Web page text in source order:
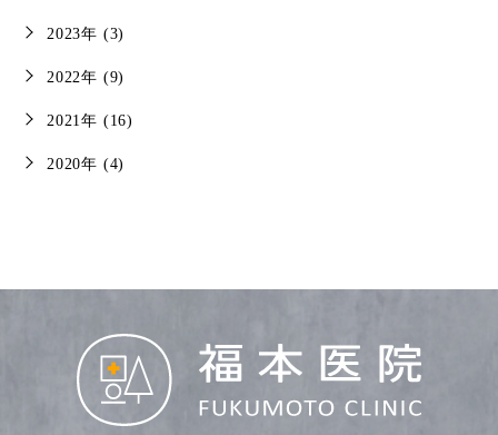
2023年 (3)
2022年 (9)
2021年 (16)
2020年 (4)